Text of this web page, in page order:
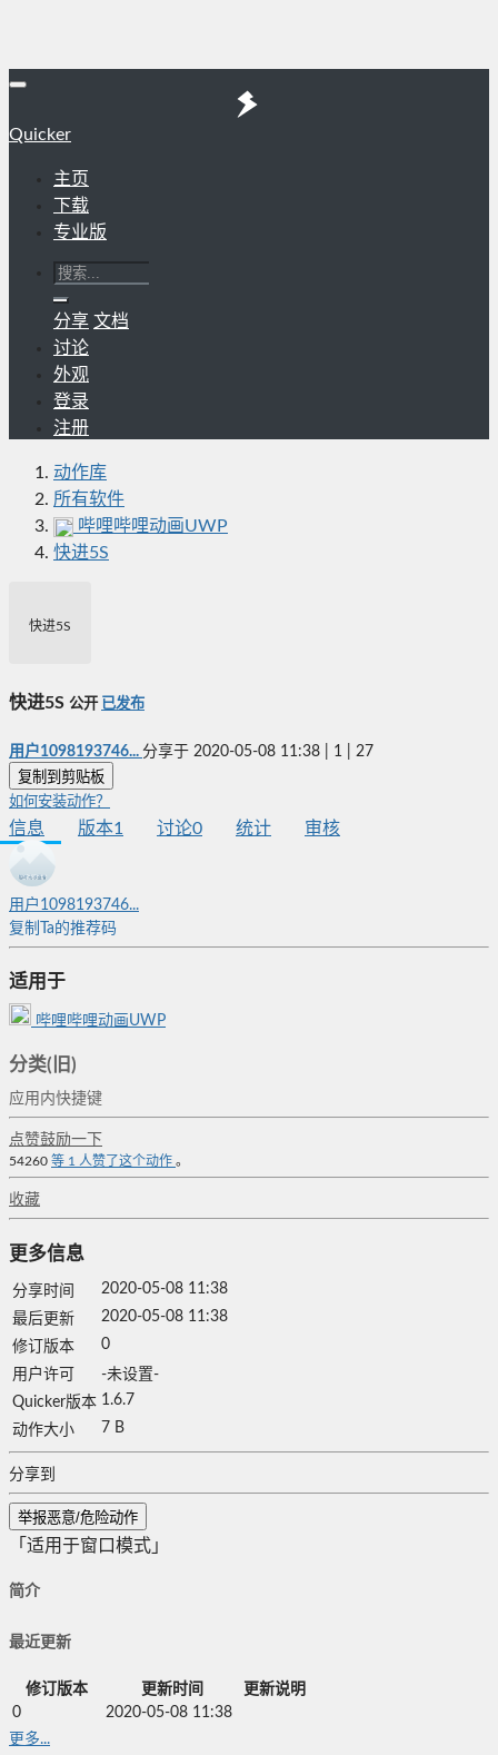
Quicker
主页
下载
专业版
分享 文档
讨论
外观
登录
注册
动作库
所有软件
哔哩哔哩动画UWP
快进5S
快进5S
快进5S 公开 已发布
用户1098193746... 分享于 2020-05-08 11:38 1 27
复制到剪贴板
如何安装动作？
信息 版本1 讨论0 统计 审核
用户1098193746...
复制Ta的推荐码
适用于
哔哩哔哩动画UWP
分类(旧)
应用内快捷键
点赞鼓励一下
54260 等 1 人赞了这个动作 。
收藏
更多信息
分享时间
2020-05-08 11:38
最后更新
2020-05-08 11:38
修订版本
0
用户许可
-未设置-
Quicker版本 1.6.7
动作大小
7 B
分享到
举报恶意/危险动作
「适用于窗口模式」
简介
最近更新
修订版本 更新时间
更新说明
0
2020-05-08 11:38
更多...